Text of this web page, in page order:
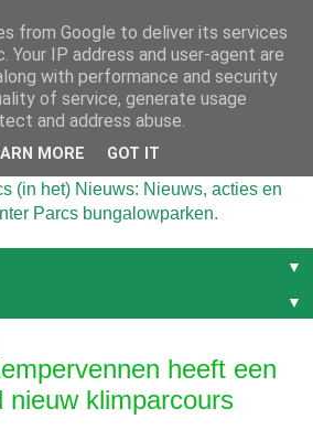
(in het) Nieuws: Nieuws, acties en
Parcs bungalowparken.
▼
▼
heeft een
nieuw klimparcours
from Google to deliver its services
Your IP address and user-agent are
with performance and security
of service, generate usage
and address abuse.
MORE GOT IT